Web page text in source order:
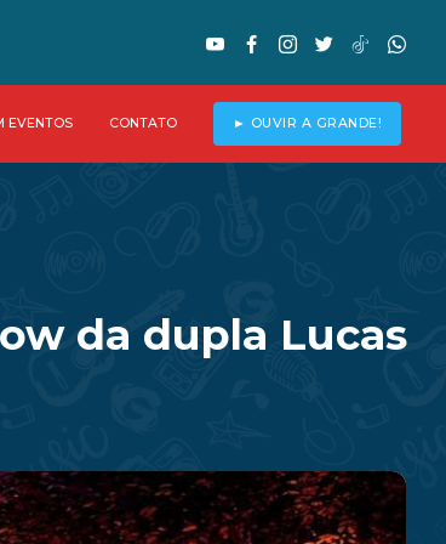
EVENTOS CONTATO ► OUVIR A GRANDE!
da dupla Lucas